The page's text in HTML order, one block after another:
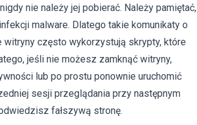
nie należy jej pobierać. Należy pamiętać,
malware. Dlatego takie komunikaty o
witryny często wykorzystują skrypty, które
jeśli nie możesz zamknąć witryny,
lub po prostu ponownie uruchomić
sesji przeglądania przy następnym
fałszywą stronę.